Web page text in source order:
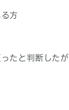
方
たと判断した